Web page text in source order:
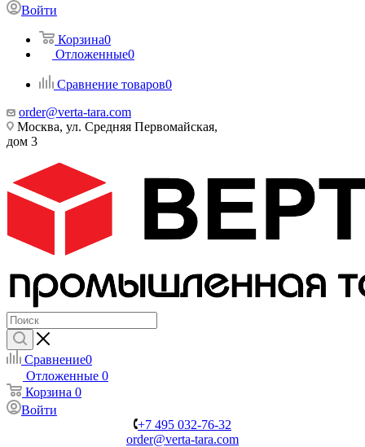
Войти
Корзина0
Отложенные0
Сравнение товаров0
order@verta-tara.com
Москва, ул. Средняя Первомайская,
дом 3
Сравнение0
Отложенные 0
Корзина 0
Войти
+7 495 032-76-32
order@verta-tara.com